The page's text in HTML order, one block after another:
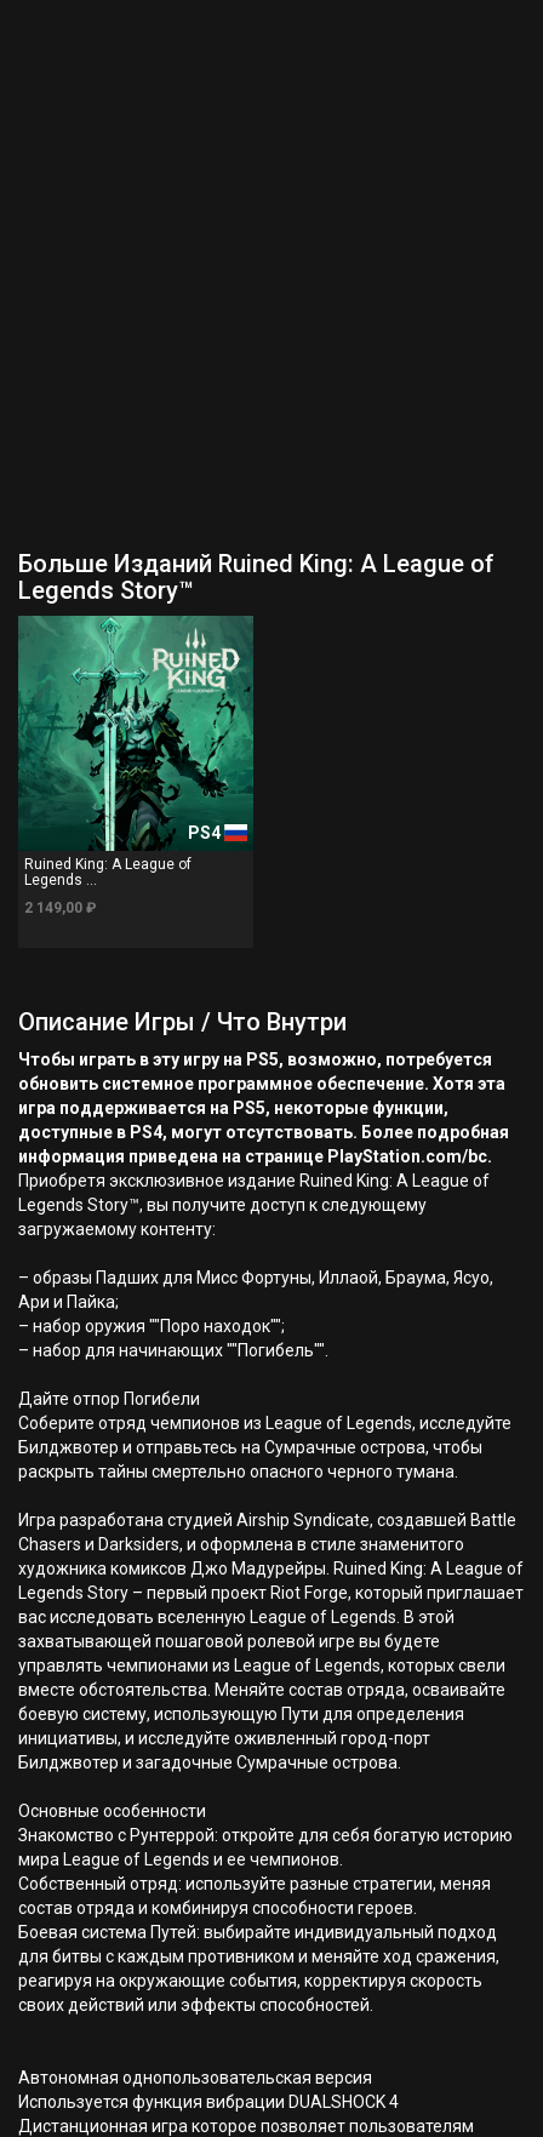
Больше Изданий Ruined King: A League of
Legends Story™
PS4
Ruined King: A League of
Legends ...
2 149,00 ₽
Описание Игры / Что Внутри
Чтобы играть в эту игру на PS5, возможно, потребуется
обновить системное программное обеспечение. Хотя эта
игра поддерживается на PS5, некоторые функции,
доступные в PS4, могут отсутствовать. Более подробная
информация приведена на странице PlayStation.com/bc.
Приобретя эксклюзивное издание Ruined King: A League of
Legends Story™, вы получите доступ к следующему
загружаемому контенту:
– образы Падших для Мисс Фортуны, Иллаой, Браума, Ясуо,
Ари и Пайка;
– набор оружия ""Поро находок"";
– набор для начинающих ""Погибель"".
Дайте отпор Погибели
Соберите отряд чемпионов из League of Legends, исследуйте
Билджвотер и отправьтесь на Сумрачные острова, чтобы
раскрыть тайны смертельно опасного черного тумана.
Игра разработана студией Airship Syndicate, создавшей Battle
Chasers и Darksiders, и оформлена в стиле знаменитого
художника комиксов Джо Мадурейры. Ruined King: A League of
Legends Story – первый проект Riot Forge, который приглашает
вас исследовать вселенную League of Legends. В этой
захватывающей пошаговой ролевой игре вы будете
управлять чемпионами из League of Legends, которых свели
вместе обстоятельства. Меняйте состав отряда, осваивайте
боевую систему, использующую Пути для определения
инициативы, и исследуйте оживленный город-порт
Билджвотер и загадочные Сумрачные острова.
Основные особенности
Знакомство с Рунтеррой: откройте для себя богатую историю
мира League of Legends и ее чемпионов.
Собственный отряд: используйте разные стратегии, меняя
состав отряда и комбинируя способности героев.
Боевая система Путей: выбирайте индивидуальный подход
для битвы с каждым противником и меняйте ход сражения,
реагируя на окружающие события, корректируя скорость
своих действий или эффекты способностей.
Автономная однопользовательская версия
Используется функция вибрации DUALSHOCK 4
Дистанционная игра которое позволяет пользователям